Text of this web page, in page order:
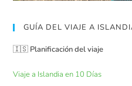
GUÍA DEL VIAJE A
🇮🇸 Planificación del viaje
Viaje a Islandia en 10 Días